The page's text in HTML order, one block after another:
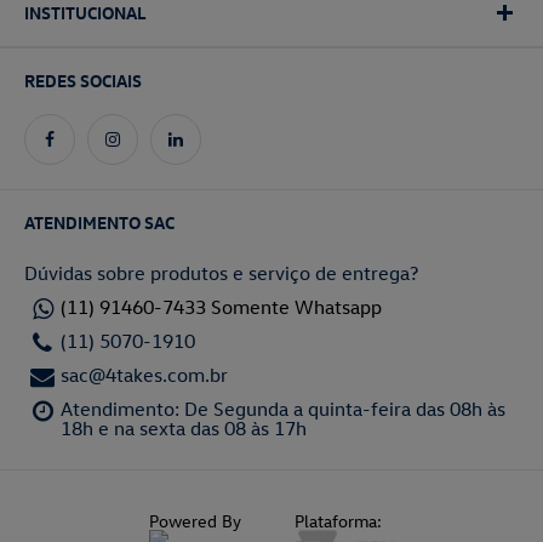
INSTITUCIONAL
REDES SOCIAIS
ATENDIMENTO SAC
Dúvidas sobre produtos e serviço de entrega?
(11) 91460-7433 Somente Whatsapp
(11) 5070-1910
sac@4takes.com.br
Atendimento: De Segunda a quinta-feira das 08h às
18h e na sexta das 08 às 17h
Powered By Plataforma: